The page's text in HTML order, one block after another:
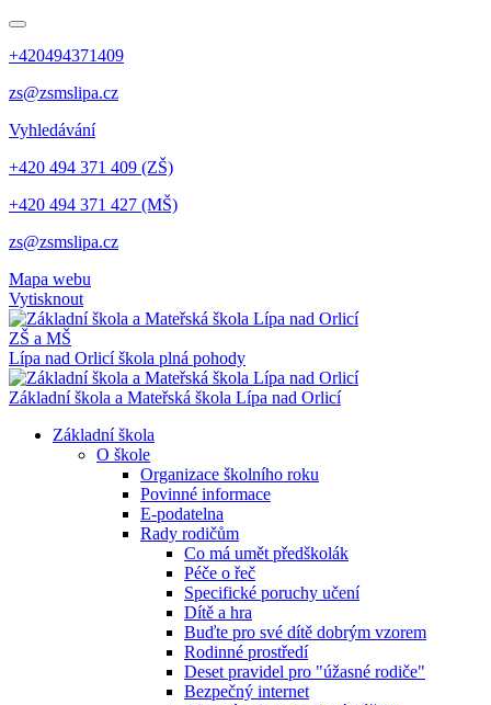
+420494371409
zs@zsmslipa.cz
Vyhledávání
+420 494 371 409 (ZŠ)
+420 494 371 427 (MŠ)
zs@zsmslipa.cz
Mapa webu
Vytisknout
ZŠ a MŠ
Lípa nad Orlicíškola plná pohody
Základní škola a Mateřská škola Lípa nad Orlicí
Základní škola
O škole
Organizace školního roku
Povinné informace
E-podatelna
Rady rodičům
Co má umět předškolák
Péče o řeč
Specifické poruchy učení
Dítě a hra
Buďte pro své dítě dobrým vzorem
Rodinné prostředí
Deset pravidel pro "úžasné rodiče"
Bezpečný internet